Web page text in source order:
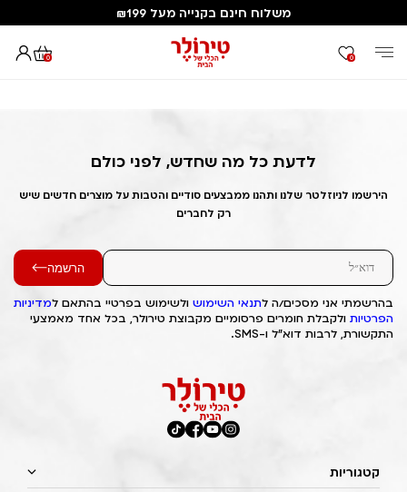
משלוח חינם בקנייה מעל ₪199
0 0
דף הבית Out of Stock Alert 2025/04/06 1743920384
לדעת כל מה שחדש, לפני כולם
הירשמו לניוזלטר שלנו ותהנו ממבצעים סודיים והטבות על מוצרים חדשים שיש
רק לחברים
הרשמה
בהרשמתי אני מסכים/ה לתנאי השימוש ולשימוש בפרטיי בהתאם למדיניות
הפרטיות ולקבלת חומרים פרסומיים מקבוצת טירולר, בכל אחד מאמצעי
התקשורת, לרבות דוא"ל ו-SMS.
קטגוריות